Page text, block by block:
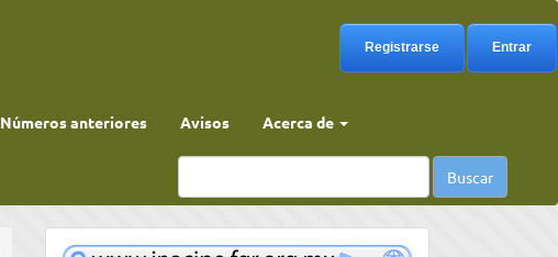
Registrarse Entrar
Números anteriores Avisos Acerca de
Buscar